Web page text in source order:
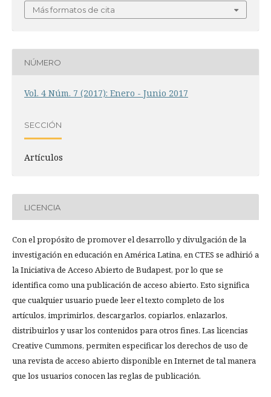
Más formatos de cita
NÚMERO
Vol. 4 Núm. 7 (2017): Enero - Junio 2017
SECCIÓN
Artículos
LICENCIA
Con el propósito de promover el desarrollo y divulgación de la
investigación en educación en América Latina, en CTES se adhirió a
la Iniciativa de Acceso Abierto de Budapest, por lo que se
identifica como una publicación de acceso abierto. Esto significa
que cualquier usuario puede leer el texto completo de los
artículos, imprimirlos, descargarlos, copiarlos, enlazarlos,
distribuirlos y usar los contenidos para otros fines. Las licencias
Creative Cummons, permiten especificar los derechos de uso de
una revista de acceso abierto disponible en Internet de tal manera
que los usuarios conocen las reglas de publicación.